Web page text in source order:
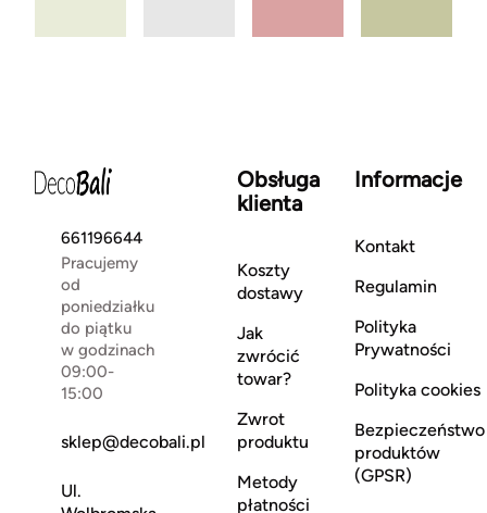
661196644
Pracujemy
od
poniedziałku
do piątku
w godzinach
09:00-
15:00
sklep@decobali.pl
Ul.
Obsługa
klienta
Koszty
dostawy
Jak
zwrócić
towar?
Zwrot
produktu
Metody
płatności
Informacje
Kontakt
Regulamin
Polityka
Prywatności
Polityka cookies
Bezpieczeństwo
produktów
(GPSR)